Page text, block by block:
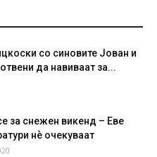
со синовите Јован и
да навиваат за...
за снежен викенд – Еве
нѐ очекуваат